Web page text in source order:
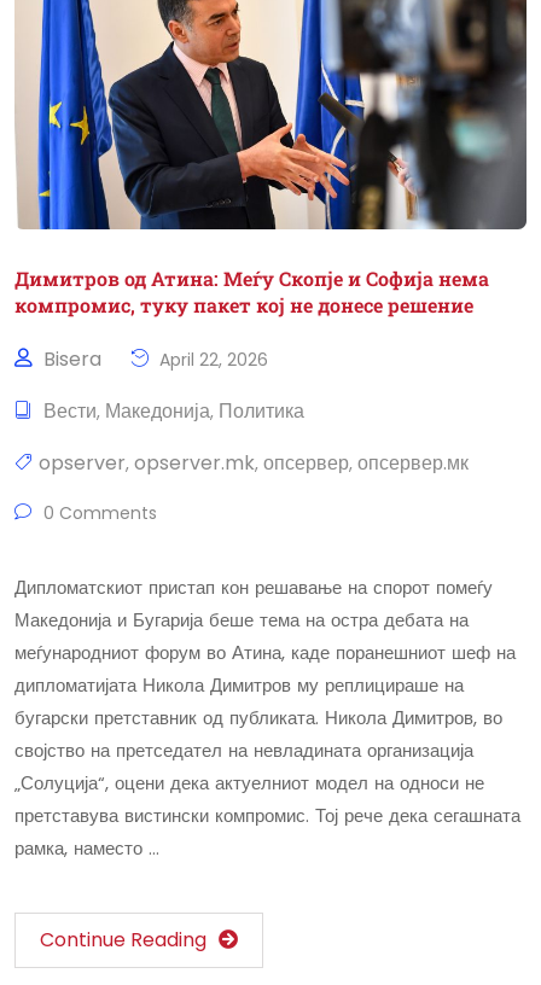
Димитров од Атина: Меѓу Скопје и Софија нема
компромис, туку пакет кој не донесе решение
Bisera April 22, 2026
Вести, Македонија, Политика
opserver, opserver.mk, опсервер, опсервер.мк
0 Comments
Дипломатскиот пристап кон решавање на спорот помеѓу
Македонија и Бугарија беше тема на остра дебата на
меѓународниот форум во Атина, каде поранешниот шеф на
дипломатијата Никола Димитров му реплицираше на
бугарски претставник од публиката. Никола Димитров, во
својство на претседател на невладината организација
„Солуција“, оцени дека актуелниот модел на односи не
претставува вистински компромис. Тој рече дека сегашната
рамка, наместо …
Continue Reading